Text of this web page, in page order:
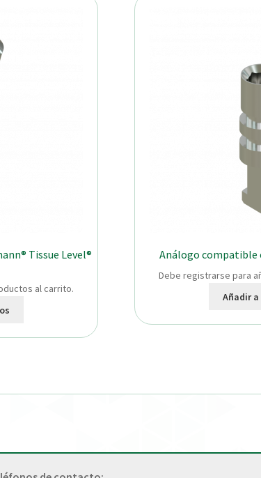
Tissue Level®
al carrito.
Análogo compatible
Debe registrarse para
Añadir